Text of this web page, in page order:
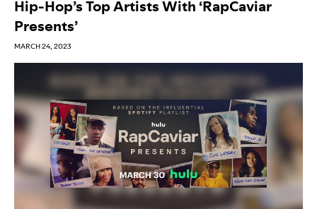
Hip-Hop’s Top Artists With ‘RapCaviar
Presents’
MARCH 24, 2023